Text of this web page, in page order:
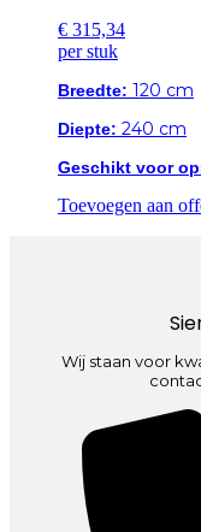
€ 315,34
per stuk
Breedte: 120 cm
Diepte: 240 cm
Geschikt voor
Toevoegen aan
Wij staan voor